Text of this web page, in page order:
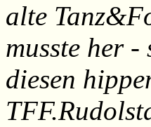
alte
musste her
diesen